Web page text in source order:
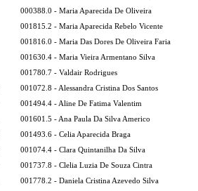
000388.0 - Maria Aparecida De Oliveira
001815.2 - Maria Aparecida Rebelo Vicente
001816.0 - Maria Das Dores De Oliveira Faria
001630.4 - Maria Vieira Armentano Silva
001780.7 - Valdair Rodrigues
001072.8 - Alessandra Cristina Dos Santos
001494.4 - Aline De Fatima Valentim
001601.5 - Ana Paula Da Silva Americo
001493.6 - Celia Aparecida Braga
001074.4 - Clara Quintanilha Da Silva
001737.8 - Clelia Luzia De Souza Cintra
001778.2 - Daniela Cristina Azevedo Silva